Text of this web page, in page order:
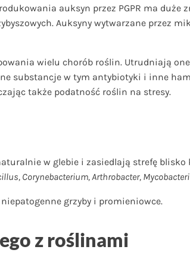
auksyn przez PGPR ma duże
Auksyny wytwarzane przez
wielu chorób roślin. Utrudniają
substancje w tym antybiotyki i inne
także podatność roślin na stresy.
w glebie i zasiedlają strefę blisko
Corynebacterium, Arthrobacter,
grzyby i promieniowce.
z roślinami